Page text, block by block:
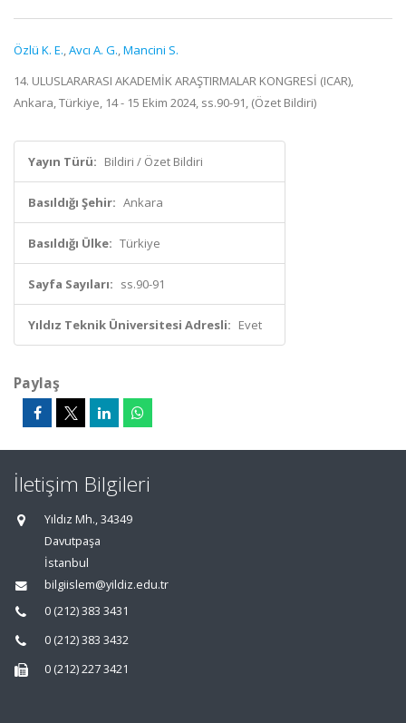
Özlü K. E.,Avcı A. G.,Mancini S.
14. ULUSLARARASI AKADEMİK ARAŞTIRMALAR KONGRESİ (ICAR),
Ankara, Türkiye, 14 - 15 Ekim 2024, ss.90-91, (Özet Bildiri)
Yayın Türü: Bildiri / Özet Bildiri
Basıldığı Şehir: Ankara
Basıldığı Ülke: Türkiye
Sayfa Sayıları: ss.90-91
Yıldız Teknik Üniversitesi Adresli: Evet
Paylaş
İletişim Bilgileri
Yıldız Mh., 34349
Davutpaşa
İstanbul
bilgiislem@yildiz.edu.tr
0 (212) 383 3431
0 (212) 383 3432
0 (212) 227 3421